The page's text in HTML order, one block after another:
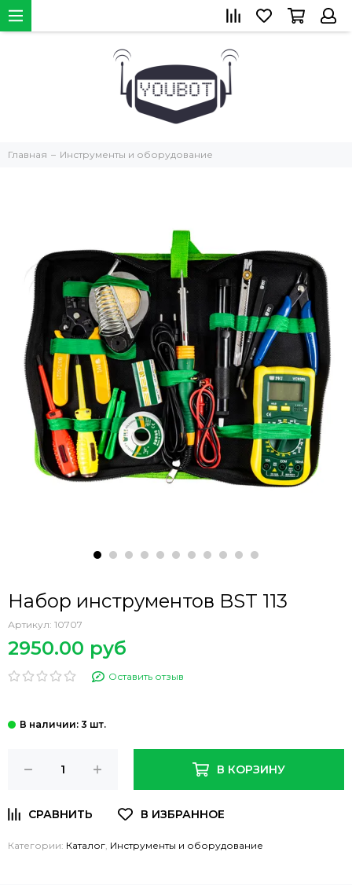
Главная Инструменты и оборудование
Набор инструментов BST 113
Артикул: 10707
2950.00 руб
Оставить отзыв
: 3 шт.
В КОРЗИНУ
Категории: Каталог, Инструменты и оборудование